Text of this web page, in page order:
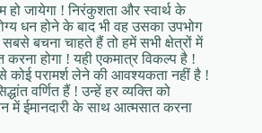
हो जायेगा ! निरंकुशता और स्वार्थ के
धन होने के बाद भी वह उसका उपभोग
बचना चाहते हैं तो हमें सभी क्षेत्रों में
करना होगा ! यही एकमात्र विकल्प है !
कोई परामर्श लेने की आवश्यकता नहीं है !
वर्णित हैं ! उन्हें हर व्यक्ति को
में ईमानदारी के साथ आत्मसात करना